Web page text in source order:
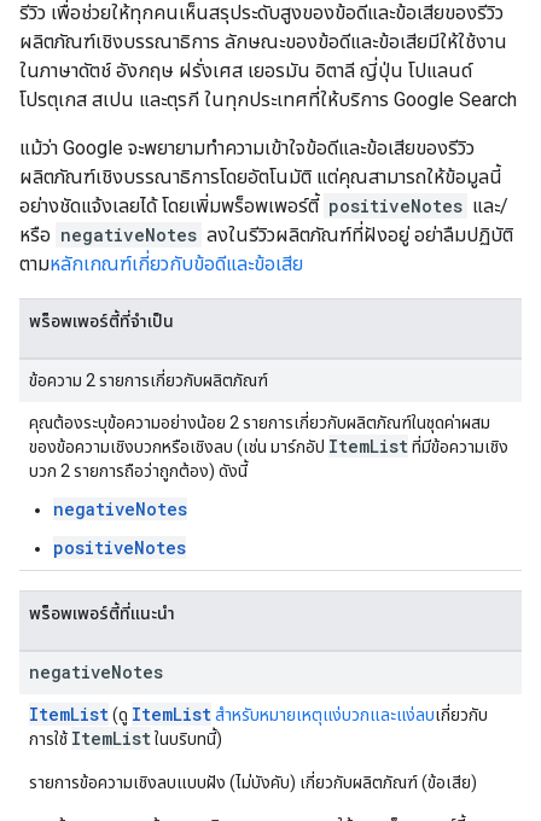
รีวิว เพื่อช่วยให้ทุกคนเห็นสรุประดับสูงของข้อดีและข้อเสียของรีวิว
ผลิตภัณฑ์เชิงบรรณาธิการ ลักษณะของข้อดีและข้อเสียมีให้ใช้งาน
ในภาษาดัตช์ อังกฤษ ฝรั่งเศส เยอรมัน อิตาลี ญี่ปุ่น โปแลนด์
โปรตุเกส สเปน และตุรกี ในทุกประเทศที่ให้บริการ Google Search
แม้ว่า Google จะพยายามทําความเข้าใจข้อดีและข้อเสียของรีวิว
ผลิตภัณฑ์เชิงบรรณาธิการโดยอัตโนมัติ แต่คุณสามารถให้ข้อมูลนี้
อย่างชัดแจ้งเลยได้ โดยเพิ่มพร็อพเพอร์ตี้ positiveNotes และ/
หรือ negativeNotes ลงในรีวิวผลิตภัณฑ์ที่ฝังอยู่ อย่าลืมปฏิบัติ
ตามหลักเกณฑ์เกี่ยวกับข้อดีและข้อเสีย
พร็อพเพอร์ตี้ที่จำเป็น
ข้อความ 2 รายการเกี่ยวกับผลิตภัณฑ์
คุณต้องระบุข้อความอย่างน้อย 2 รายการเกี่ยวกับผลิตภัณฑ์ในชุดค่าผสม
ของข้อความเชิงบวกหรือเชิงลบ (เช่น มาร์กอัป ItemListที่มีข้อความเชิง
บวก 2 รายการถือว่าถูกต้อง) ดังนี้
negativeNotes
positiveNotes
พร็อพเพอร์ตี้ที่แนะนำ
negativeNotes
ItemList(ดู ItemListสําหรับหมายเหตุแง่บวกและแง่ลบเกี่ยวกับ
การใช้ ItemListในบริบทนี้)
รายการข้อความเชิงลบแบบฝัง (ไม่บังคับ) เกี่ยวกับผลิตภัณฑ์ (ข้อเสีย)